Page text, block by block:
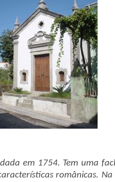
em 1754. Tem uma
românicas.